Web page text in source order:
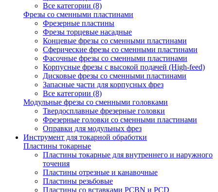
Все категории (8)
Фрезы со сменными пластинами
Фрезерные пластины
Фрезы торцевые насадные
Концевые фрезы со сменными пластинами
Сферические фрезы со сменными пластинами
Фасочные фрезы со сменными пластинами
Корпусные фрезы с высокой подачей (High-feed)
Дисковые фрезы со сменными пластинами
Запасные части для корпусных фрез
Все категории (8)
Модульные фрезы со сменными головками
Твердосплавные фрезерные головки
Фрезерные головки со сменными пластинами
Оправки для модульных фрез
Инструмент для токарной обработки
Пластины токарные
Пластины токарные для внутреннего и наружного
точения
Пластины отрезные и канавочные
Пластины резьбовые
Пластины со вставками PCBN и PCD